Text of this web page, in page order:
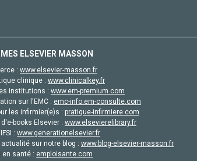
ELSEVIER MASSON
: www.elsevier-masson.fr
clinique : www.clinicalkey.fr
institutions : www.em-premium.com
sur l'EMC : emc-info.em-consulte.com
les infirmier(e)s : pratique-infirmiere.com
books Elsevier : www.elsevierelibrary.fr
: www.generationelsevier.fr
sur notre blog : www.blog-elsevier-masson.fr
en santé : emploisante.com